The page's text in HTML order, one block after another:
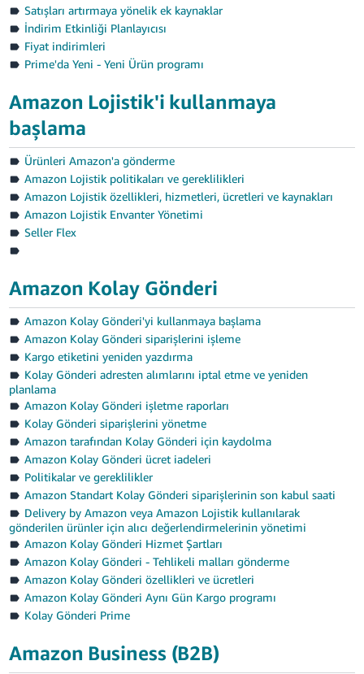
Satışları artırmaya yönelik ek kaynaklar
İndirim Etkinliği Planlayıcısı
Fiyat indirimleri
Prime'da Yeni - Yeni Ürün programı
Amazon Lojistik'i kullanmaya
başlama
Ürünleri Amazon'a gönderme
Amazon Lojistik politikaları ve gereklilikleri
Amazon Lojistik özellikleri, hizmetleri, ücretleri ve kaynakları
Amazon Lojistik Envanter Yönetimi
Seller Flex
Amazon Kolay Gönderi
Amazon Kolay Gönderi'yi kullanmaya başlama
Amazon Kolay Gönderi siparişlerini işleme
Kargo etiketini yeniden yazdırma
Kolay Gönderi adresten alımlarını iptal etme ve yeniden
planlama
Amazon Kolay Gönderi işletme raporları
Kolay Gönderi siparişlerini yönetme
Amazon tarafından Kolay Gönderi için kaydolma
Amazon Kolay Gönderi ücret iadeleri
Politikalar ve gereklilikler
Amazon Standart Kolay Gönderi siparişlerinin son kabul saati
Delivery by Amazon veya Amazon Lojistik kullanılarak
gönderilen ürünler için alıcı değerlendirmelerinin yönetimi
Amazon Kolay Gönderi Hizmet Şartları
Amazon Kolay Gönderi - Tehlikeli malları gönderme
Amazon Kolay Gönderi özellikleri ve ücretleri
Amazon Kolay Gönderi Aynı Gün Kargo programı
Kolay Gönderi Prime
Amazon Business (B2B)